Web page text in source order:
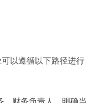
以遵循以下路径进行